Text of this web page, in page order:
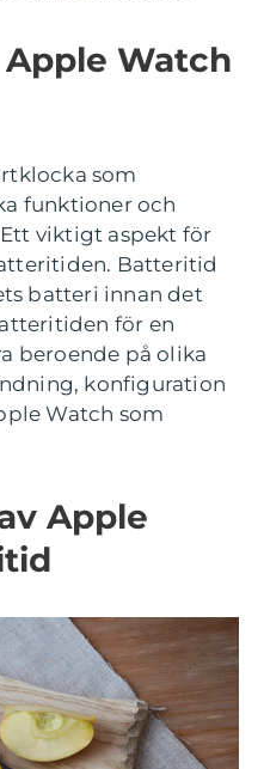
Watch
som
funktioner och
viktigt aspekt för
Batteritid
batteri innan det
för en
beroende på olika
konfiguration
Watch som
Apple